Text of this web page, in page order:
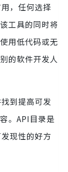
，任何选择
工具的同时将
用低代码或无
的软件开发人
到提高可发
。API目录是
现性的好方